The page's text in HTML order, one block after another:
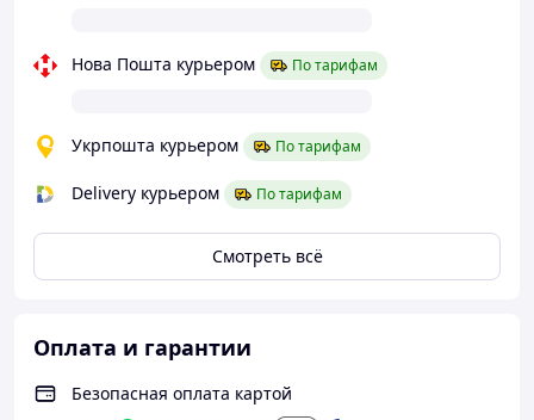
перегородки. Також можна придбати додатково
Вага гойдалки, фактичний 10-17кг залежить від
розміру
Нова Пошта: 400-700грн
Нова Пошта курьером По тарифам
Укрпошта курьером По тарифам
Delivery курьером По тарифам
Смотреть всё
Оплата и гарантии
Безопасная оплата картой